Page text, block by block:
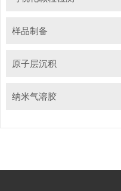
样品制备
原子层沉积
纳米气溶胶